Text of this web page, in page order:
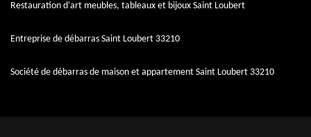
Restauration d'art meubles, tableaux et bijoux Saint Loubert
Entreprise de débarras Saint Loubert 33210
Société de débarras de maison et appartement Saint Loubert 33210